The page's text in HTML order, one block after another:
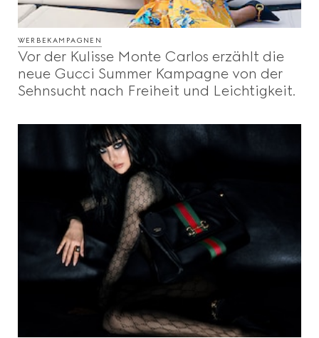
WERBEKAMPAGNEN
Vor der Kulisse Monte Carlos erzählt die
neue Gucci Summer Kampagne von der
Sehnsucht nach Freiheit und Leichtigkeit.